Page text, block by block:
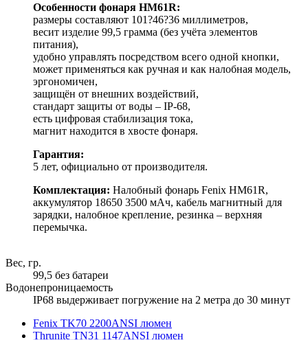
Особенности фонаря HM61R:
размеры составляют 101?46?36 миллиметров,
весит изделие 99,5 грамма (без учёта элементов
питания),
удобно управлять посредством всего одной кнопки,
может применяться как ручная и как налобная модель,
эргономичен,
защищён от внешних воздействий,
стандарт защиты от воды – IP-68,
есть цифровая стабилизация тока,
магнит находится в хвосте фонаря.
Гарантия:
5 лет, официально от производителя.
Комплектация: Налобный фонарь Fenix HM61R,
аккумулятор 18650 3500 мАч, кабель магнитный для
зарядки, налобное крепление, резинка – верхняя
перемычка.
Вес, гр.
99,5 без батареи
Водонепроницаемость
IP68 выдерживает погружение на 2 метра до 30 минут
Fenix TK70 2200ANSI люмен
Thrunite TN31 1147ANSI люмен